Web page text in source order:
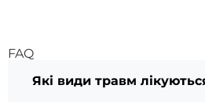
FAQ
Які види травм